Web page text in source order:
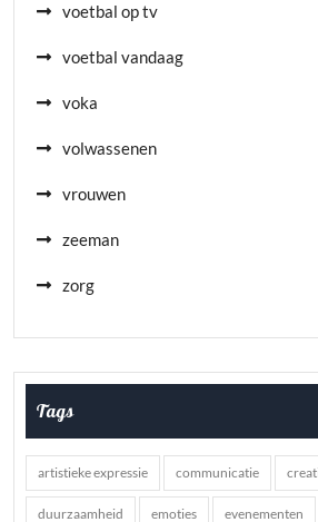
voetbal op tv
voetbal vandaag
voka
volwassenen
vrouwen
zeeman
zorg
Tags
artistieke expressie communicatie
duurzaamheid emoties evenementen